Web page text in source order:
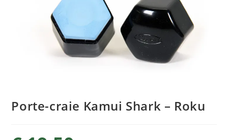
Porte-craie Kamui Shark – Roku